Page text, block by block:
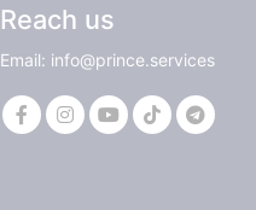
Reach us
Email: info@prince.services